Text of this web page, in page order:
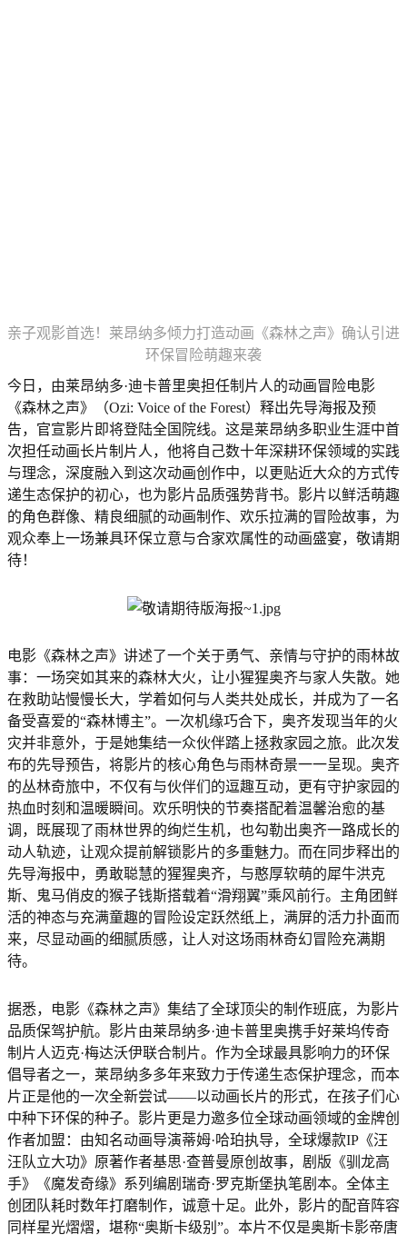
亲子观影首选！莱昂纳多倾力打造动画《森林之声》确认引进
环保冒险萌趣来袭
今日，由莱昂纳多·迪卡普里奥担任制片人的动画冒险电影
《森林之声》（Ozi: Voice of the Forest）释出先导海报及预
告，官宣影片即将登陆全国院线。这是莱昂纳多职业生涯中首
次担任动画长片制片人，他将自己数十年深耕环保领域的实践
与理念，深度融入到这次动画创作中，以更贴近大众的方式传
递生态保护的初心，也为影片品质强势背书。影片以鲜活萌趣
的角色群像、精良细腻的动画制作、欢乐拉满的冒险故事，为
观众奉上一场兼具环保立意与合家欢属性的动画盛宴，敬请期
待！
电影《森林之声》讲述了一个关于勇气、亲情与守护的雨林故
事：一场突如其来的森林大火，让小猩猩奥齐与家人失散。她
在救助站慢慢长大，学着如何与人类共处成长，并成为了一名
备受喜爱的“森林博主”。一次机缘巧合下，奥齐发现当年的火
灾并非意外，于是她集结一众伙伴踏上拯救家园之旅。此次发
布的先导预告，将影片的核心角色与雨林奇景一一呈现。奥齐
的丛林奇旅中，不仅有与伙伴们的逗趣互动，更有守护家园的
热血时刻和温暖瞬间。欢乐明快的节奏搭配着温馨治愈的基
调，既展现了雨林世界的绚烂生机，也勾勒出奥齐一路成长的
动人轨迹，让观众提前解锁影片的多重魅力。而在同步释出的
先导海报中，勇敢聪慧的猩猩奥齐，与憨厚软萌的犀牛洪克
斯、鬼马俏皮的猴子钱斯搭载着“滑翔翼”乘风前行。主角团鲜
活的神态与充满童趣的冒险设定跃然纸上，满屏的活力扑面而
来，尽显动画的细腻质感，让人对这场雨林奇幻冒险充满期
待。
据悉，电影《森林之声》集结了全球顶尖的制作班底，为影片
品质保驾护航。影片由莱昂纳多·迪卡普里奥携手好莱坞传奇
制片人迈克·梅达沃伊联合制片。作为全球最具影响力的环保
倡导者之一，莱昂纳多多年来致力于传递生态保护理念，而本
片正是他的一次全新尝试——以动画长片的形式，在孩子们心
中种下环保的种子。影片更是力邀多位全球动画领域的金牌创
作者加盟：由知名动画导演蒂姆·哈珀执导，全球爆款IP《汪
汪队立大功》原著作者基思·查普曼原创故事，剧版《驯龙高
手》《魔发奇缘》系列编剧瑞奇·罗克斯堡执笔剧本。全体主
创团队耗时数年打磨制作，诚意十足。此外，影片的配音阵容
同样星光熠熠，堪称“奥斯卡级别”。本片不仅是奥斯卡影帝唐